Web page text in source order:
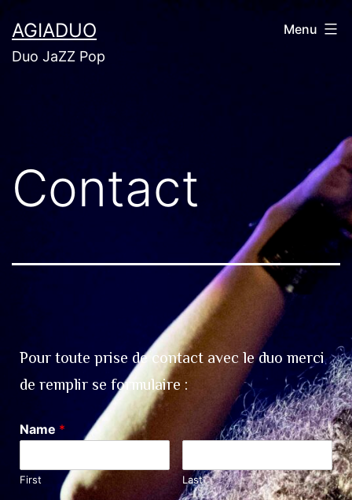
AGIADUO
Duo JaZZ Pop
Menu
Contact
Pour toute prise de contact avec le duo merci
de remplir se formulaire :
Name *
First Last